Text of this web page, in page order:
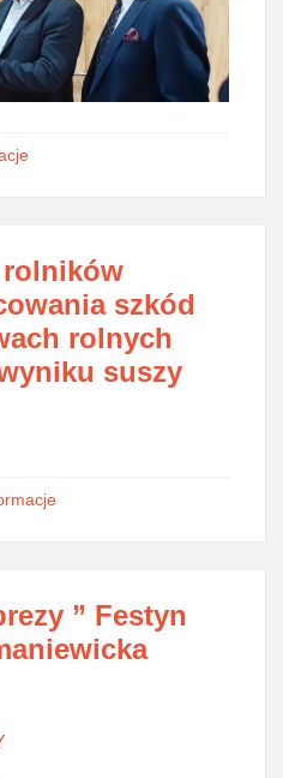
szkód
rolnych
suszy
” Festyn